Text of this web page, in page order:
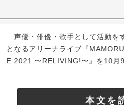
声優・俳優・歌手として活動を
となるアリーナライブ『
E 2021 〜RELIVING!〜』を10月
本文を